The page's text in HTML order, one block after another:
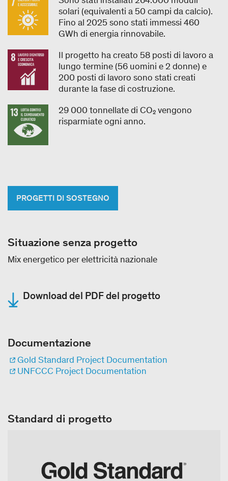
solari (equivalenti a 50 campi da calcio).
Fino al 2025 sono stati immessi 460
GWh di energia rinnovabile.
Il progetto ha creato 58 posti di lavoro a
lungo termine (56 uomini e 2 donne) e
200 posti di lavoro sono stati creati
durante la fase di costruzione.
29 000 tonnellate di CO₂ vengono
risparmiate ogni anno.
PROGETTI DI SOSTEGNO
Situazione senza progetto
Mix energetico per elettricità nazionale
Download del PDF del progetto
Documentazione
Gold Standard Project Documentation
UNFCCC Project Documentation
Standard di progetto